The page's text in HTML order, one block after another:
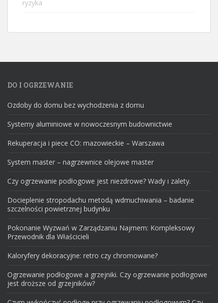
DO I OGRZEWANIE
Ozdoby do domu bez wychodzenia z domu
Systemy aluminiowe w nowoczesnym budownictwie
Rekuperacja i piece CO: mazowieckie – Warszawa
System master – nagrzewnice olejowe master
Czy ogrzewanie podłogowe jest niezdrowe? Wady i zalety.
Docieplenie stropodachu metodą wdmuchiwania – badanie
szczelności powietrznej budynku
Pokonanie Wyzwań w Zarządzaniu Najmem: Kompleksowy
Przewodnik dla Właścicieli
Kaloryfery dekoracyjne: retro czy chromowane?
Ogrzewanie podłogowe a grzejniki. Czy ogrzewanie podłogowe
jest droższe od grzejników?